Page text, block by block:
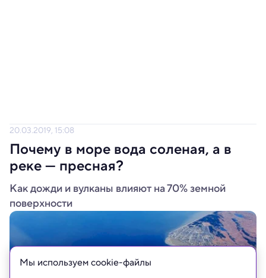
20.03.2019, 15:08
Почему в море вода соленая, а в
реке — пресная?
Как дожди и вулканы влияют на 70% земной
поверхности
Мы используем сookie-файлы